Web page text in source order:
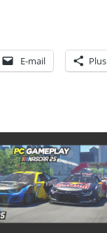
E-mail Plus